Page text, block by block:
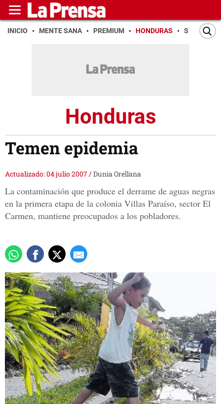
INICIO MENTE SANA PREMIUM HONDURAS SAN PEDRO
Honduras
Temen epidemia
Actualizado: 04 julio 2007/Dunia Orellana
La contaminación que produce el derrame de aguas negras
en la primera etapa de la colonia Villas Paraíso, sector El
Carmen, mantiene preocupados a los pobladores.